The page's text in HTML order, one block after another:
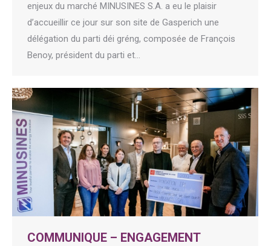
enjeux du marché MINUSINES S.A. a eu le plaisir
d’accueillir ce jour sur son site de Gasperich une
délégation du parti déi gréng, composée de François
Benoy, président du parti et…
COMMUNIQUE – ENGAGEMENT